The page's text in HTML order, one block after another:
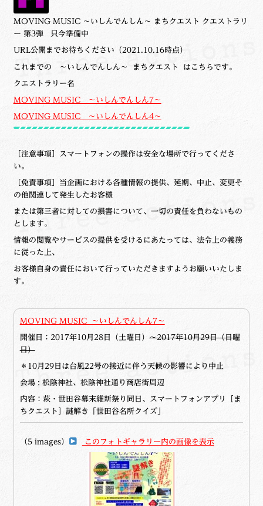
MOVING MUSIC ～いしんでんしん～ まちクエスト クエストラリ
ー 第3弾 只今準備中
URL公開までお待ちください（2021.10.16時点）
これまでの ～いしんでんしん～ まちクエスト はこちらです。
クエストラリー名
MOVING MUSIC ～いしんでんしん7～
MOVING MUSIC ～いしんでんしん4～
［注意事項］スマートフォンの操作は安全な場所で行ってくださ
い。
［免責事項］当企画における各種情報の提供、延期、中止、変更そ
の他関連して発生したお客様
または第三者に対しての損害について、 一切の責任を負わないもの
とします。
情報の閲覧やサービスの提供を受けるにあたっては、法令上の義務
に従った上、
お客様自身の責任において行っていただきますようお願いいたしま
す。
MOVING MUSIC ～いしんでんしん7～
開催日：2017年10月28日（土曜日）～2017年10月29日（日曜
日）
＊10月29日は台風22号の接近に伴う天候の影響により中止
会場 : 松陰神社、松陰神社通り商店街周辺
内容：萩・世田谷幕末維新祭り同日、スマートフォンアプリ［ま
ちクエスト］謎解き「世田谷名所クイズ」
（5 images） このフォトギャラリー内の画像を表示